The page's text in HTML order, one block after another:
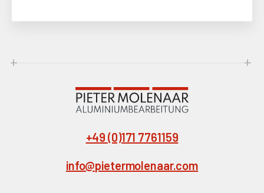
+49 (0)171 7761159
info@pietermolenaar.com